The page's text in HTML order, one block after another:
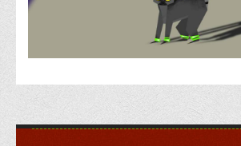
Графіки освітнього процесу
Реєстр вибіркових дисциплін
Бази практик
Студентське наукове товариство «ВАТРА»
ТОП-20 кращих студентів